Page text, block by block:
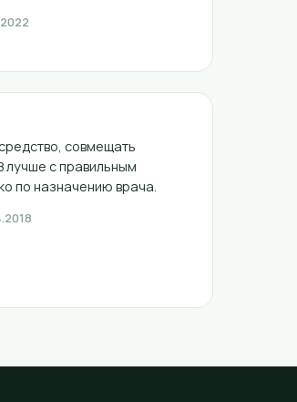
совмещать
лучше с правильным
по назначению врача.